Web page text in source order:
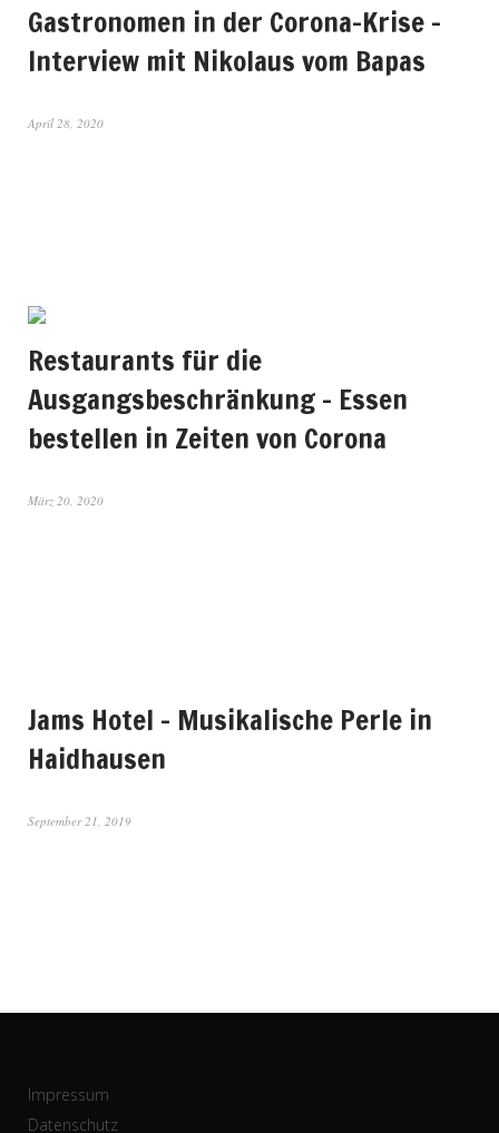
Gastronomen in der Corona-Krise –
Interview mit Nikolaus vom Bapas
April 28, 2020
Restaurants für die
Ausgangsbeschränkung – Essen
bestellen in Zeiten von Corona
März 20, 2020
Jams Hotel – Musikalische Perle in
Haidhausen
September 21, 2019
Impressum
Datenschutz